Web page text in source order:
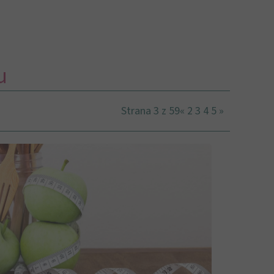
Strana 3 z 59« 2 3 4 5 »